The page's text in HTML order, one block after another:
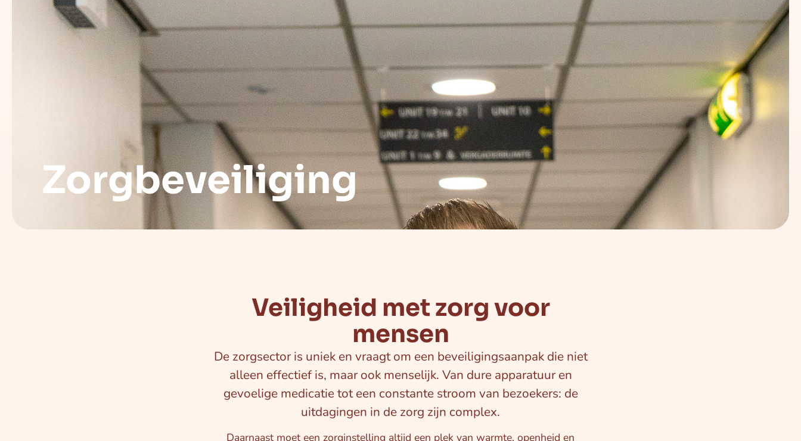
Zorgbeveiliging
Veiligheid met zorg voor
mensen
De zorgsector is uniek en vraagt om een beveiligingsaanpak die niet
alleen effectief is, maar ook menselijk. Van dure apparatuur en
gevoelige medicatie tot een constante stroom van bezoekers: de
uitdagingen in de zorg zijn complex.
Daarnaast moet een zorginstelling altijd een plek van warmte, openheid en